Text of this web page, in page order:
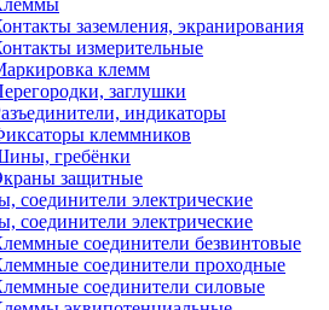
заземления, экранирования
измерительные
клемм
заглушки
индикаторы
клеммников
гребёнки
защитные
соединители электрические
соединители электрические
соединители безвинтовые
соединители проходные
соединители силовые